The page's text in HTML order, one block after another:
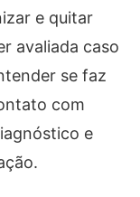
e quitar
avaliada caso
se faz
com
e